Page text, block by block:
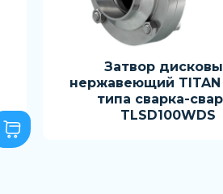
Затвор
нержавеющий TITAN
типа сварка-
TLSD100WDS